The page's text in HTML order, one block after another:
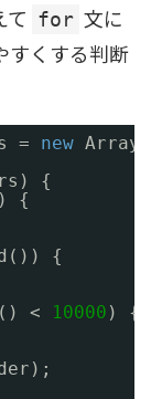
て for 文に
すくする判断
= new
{
{
{
< 10000 ) {